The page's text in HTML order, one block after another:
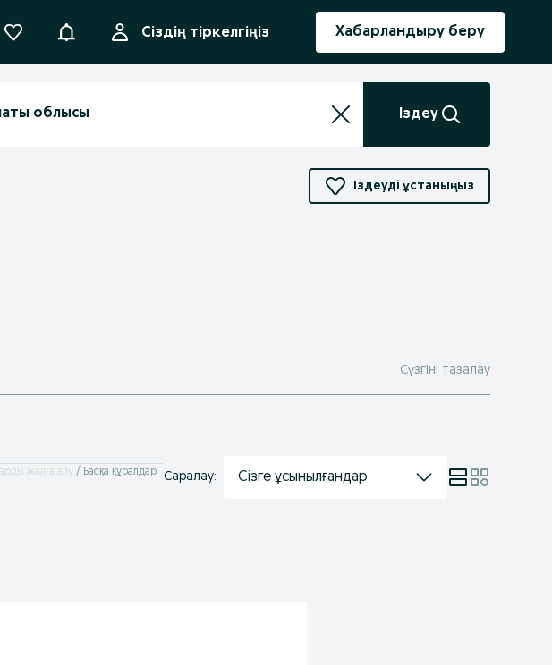
АқпараттандыруСіздің тіркелгіңіз Хабарландыру беру
Іздеу
Іздеуді ұстаныңыз
Сүзгіні тазалау
жалға алу
Басқа құралдар
Саралау: Сізге ұсынылғандар